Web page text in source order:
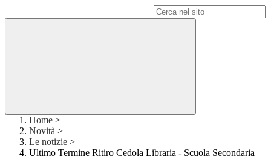
Home >
Novità >
Le notizie >
Ultimo Termine Ritiro Cedola Libraria - Scuola Secondaria